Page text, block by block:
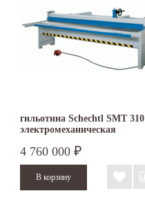
гильотина Schechtl SMT 310
электромеханическая
4 760 000 ₽